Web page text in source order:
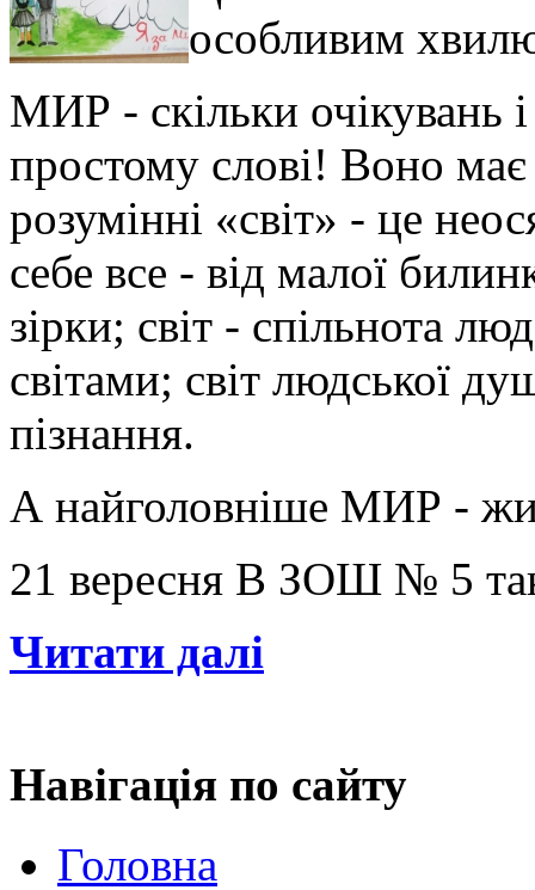
особливим
МИР - скільки очікувань
простому слові! Воно
розумінні «світ» - це
себе все - від малої
зірки; світ - спільнота
світами; світ людської
пізнання.
А найголовніше МИР -
21 вересня В ЗОШ № 5
Читати далі
Навігація по сайту
Головна